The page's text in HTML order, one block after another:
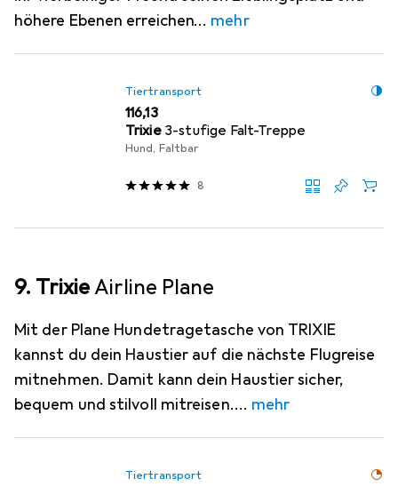
höhere Ebenen erreichen
mehr
Tiertransport
EUR
116,13
Trixie 3-stufige Falt-Treppe
Hund, Faltbar
8
9. TrixieAirline Plane
Mit der Plane Hundetragetasche von TRIXIE
kannst du dein Haustier auf die nächste Flugreise
mitnehmen. Damit kann dein Haustier sicher,
bequem und stilvoll mitreisen.
mehr
Tiertransport